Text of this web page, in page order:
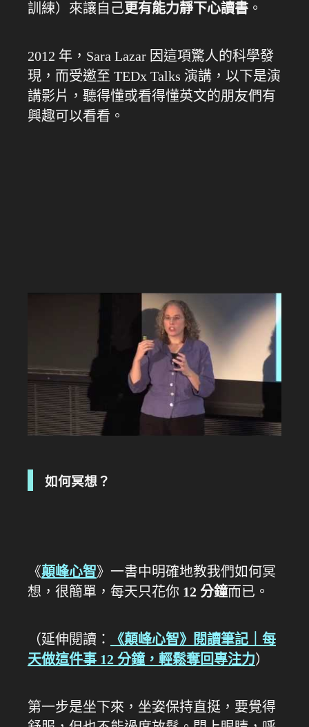
訓練）來讓自己更有能力靜下心讀書 。
2012 年，Sara Lazar 因這項驚人的科學發
現，而受邀至 TEDx Talks 演講，以下是演
講影片，聽得懂或看得懂英文的朋友們有
興趣可以看看。
如何冥想？
《顛峰心智》一書中明確地教我們如何冥
想，很簡單，每天只花你 12 分鐘而已。
（延伸閱讀：
《顛峰心智》閱讀筆記｜每
天做這件事 12 分鐘，輕鬆奪回專注力）
第一步是坐下來，坐姿保持直挺，要覺得